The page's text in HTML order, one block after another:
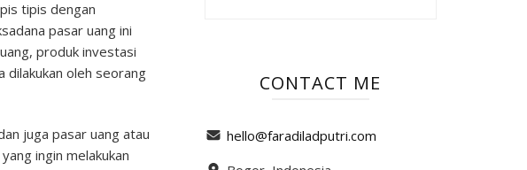
tipis dengan
pasar uang ini
produk investasi
dilakukan oleh seorang
juga pasar uang atau
ingin melakukan
CONTACT ME
hello@faradiladputri.com